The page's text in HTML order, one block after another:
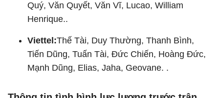
Quý, Văn Quyết, Văn Vĩ, Lucao, William
Henrique..
Viettel:Thế Tài, Duy Thường, Thanh Bình,
Tiến Dũng, Tuấn Tài, Đức Chiến, Hoàng Đức,
Mạnh Dũng, Elias, Jaha, Geovane. .